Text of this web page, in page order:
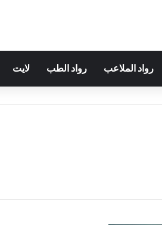
رواد الملاعب رواد الطب لايت